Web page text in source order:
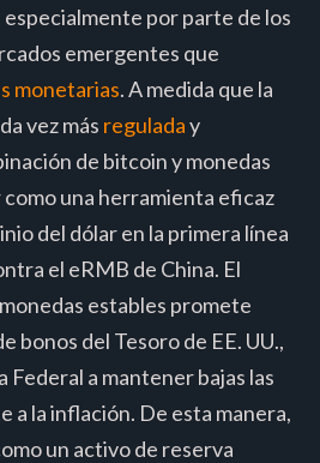
especialmente por parte de los
emergentes que
monetarias. A medida que la
vez más reguladay
de bitcoin y monedas
una herramienta eficaz
del dólar en la primera línea
el eRMB de China. El
estables promete
bonos del Tesoro de EE. UU.,
Federal a mantener bajas las
a la inflación. De esta manera,
un activo de reserva